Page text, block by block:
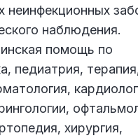
неинфекционных
наблюдения.
помощь по
педиатрия,
хирургия,